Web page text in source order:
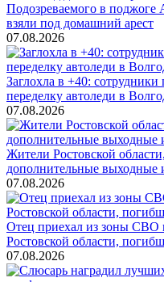
Подозреваемого в поджоге
взяли под домашний арест
07.08.2026
Заглохла в +40:
переделку автоледи в
07.08.2026
Жители Ростовской
дополнительные выходные
07.08.2026
Отец приехал из зоны СВО
Ростовской области,
07.08.2026